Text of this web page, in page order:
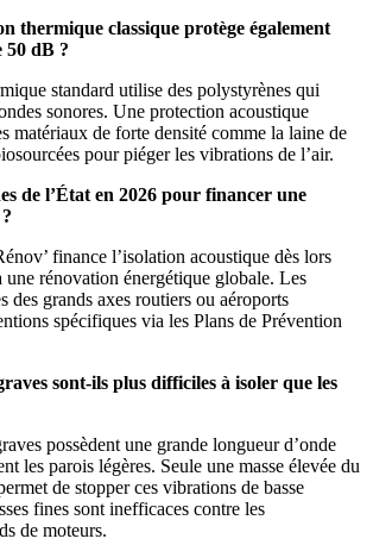
thermique classique protège également
50 dB ?
standard utilise des polystyrènes qui
sonores. Une protection acoustique
matériaux de forte densité comme la laine de
pour piéger les vibrations de l’air.
de l’État en 2026 pour financer une
finance l’isolation acoustique dès lors
une rénovation énergétique globale. Les
des grands axes routiers ou aéroports
spécifiques via les Plans de Prévention
sont-ils plus difficiles à isoler que les
possèdent une grande longueur d’onde
les parois légères. Seule une masse élevée du
de stopper ces vibrations de basse
fines sont inefficaces contre les
de moteurs.